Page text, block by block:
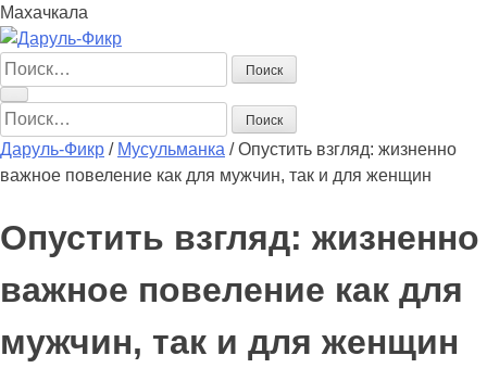
Махачкала
Найти:
Найти:
Даруль-Фикр / Мусульманка /Опустить взгляд: жизненно
важное повеление как для мужчин, так и для женщин
Опустить взгляд: жизненно
важное повеление как для
мужчин, так и для женщин